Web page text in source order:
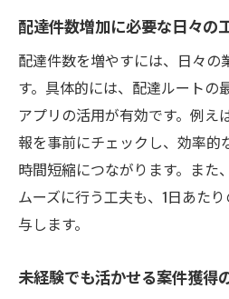
配達件数増加に必要な日々の
配達件数を増やすには、日々の
す。具体的には、配達ルートの
アプリの活用が有効です。例え
報を事前にチェックし、効率的
時間短縮につながります。また
ムーズに行う工夫も、1日あた
与します。
未経験でも活かせる案件獲得